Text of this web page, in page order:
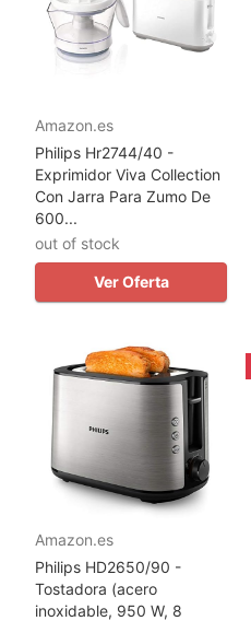
Amazon.es
Philips Hr2744/40 -
Exprimidor Viva Collection
Con Jarra Para Zumo De
600...
out of stock
Ver Oferta
Amazon.es
Philips HD2650/90 -
Tostadora (acero
inoxidable, 950 W, 8